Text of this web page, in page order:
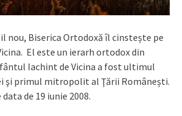
nou, Biserica Ortodoxă îl cinstește pe
El este un ierarh ortodox din
Iachint de Vicina a fost ultimul
şi primul mitropolit al Ţării Românești.
de 19 iunie 2008.